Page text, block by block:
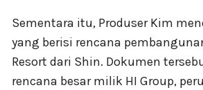
Sementara itu, Produser Kim
yang berisi rencana
Resort dari Shin. Dokumen
rencana besar milik HI Group,